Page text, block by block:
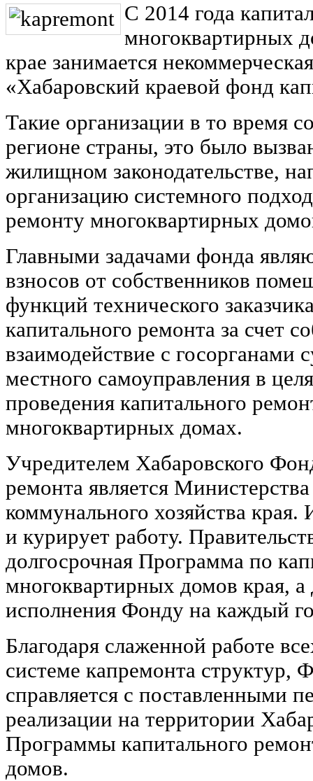
С 2014 года
многоквартирных
крае занимается
«Хабаровский краевой фонд
Такие организации в то время
регионе страны, это было
жилищном законодательстве,
организацию системного
ремонту многоквартирных
Главными задачами фонда
взносов от собственников
функций технического
капитального ремонта за счет
взаимодействие с госорганами
местного самоуправления в
проведения капитального
многоквартирных домах.
Учредителем Хабаровского
ремонта является
коммунального хозяйства
и курирует работу.
долгосрочная Программа по
многоквартирных домов края, а
исполнения Фонду на каждый
Благодаря слаженной работе
системе капремонта структур,
справляется с поставленными
реализации на территории
Программы капитального
домов.